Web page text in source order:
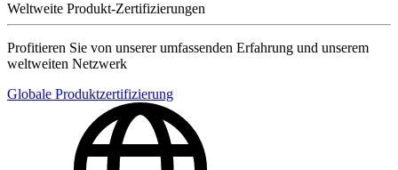
Weltweite Produkt-Zertifizierungen
Profitieren Sie von unserer umfassenden Erfahrung und unserem
weltweiten Netzwerk
Globale Produktzertifizierung